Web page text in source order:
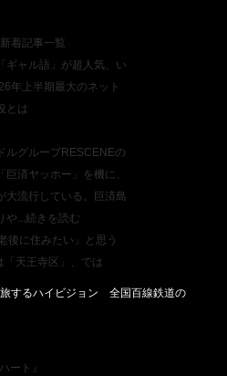
着記事一覧
ギャル語」が超人気、い
年上半期最大のネット
とは
ルグループRESCENEの
巨済ヤッホー」を機に、
大流行している。巨済島
や...続きを読む
後に住みたい」と思う
「天王寺区」、では
旅するハイビジョン 全国百線鉄道の
ート』